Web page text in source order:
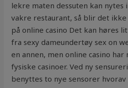
lekre maten dessuten kan nytes
vakre restaurant, så blir det
på online casino Det kan høres
fra sexy dameundertøy sex on
en annen, men online casino
fysiske casinoer. Ved ny
benyttes to nye sensorer